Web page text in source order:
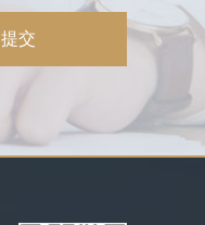
提交